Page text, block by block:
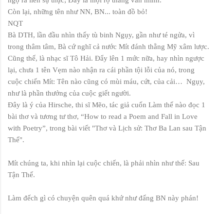
Còn lại, những tên như NN, BN... toàn đồ bỏ!
NQT
Bà DTH, lần đầu nhìn thấy tù binh Ngụy, gần như té ngửa, vì
trong thâm tâm, Bà cứ nghĩ cả nước Mít đánh thằng Mỹ xâm lược.
Cũng thế, là nhạc sĩ Tô Hải. Đẩy lên 1 mức nữa, hay nhìn ngược
lại, chưa 1 tên Vẹm nào nhận ra cái phần tội lỗi của nó, trong
cuộc chiến Mít: Tên nào cũng có mùi máu, cứt, của cải… Ngụy,
như là phần thưởng của cuộc giết người.
Đây là ý của Hirsche, thi sĩ Mẽo, tác giả cuốn Làm thế nào đọc 1
bài thơ và tương tư thơ, “How to read a Poem and Fall in Love
with Poetry”, trong bài viết "Thơ và Lịch sử: Thơ Ba Lan sau Tận
Thế".
Mít chúng ta, khi nhìn lại cuộc chiến, là phải nhìn như thế: Sau
Tận Thế.
Làm đếch gì có chuyện quên quá khứ như đấng BN này phán!